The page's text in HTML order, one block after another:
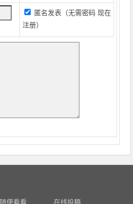
匿名发表（无需密码现在
注册）
随便看看 在线投稿